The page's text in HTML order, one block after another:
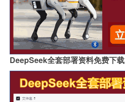
DeepSeek全套部署资料免费下载